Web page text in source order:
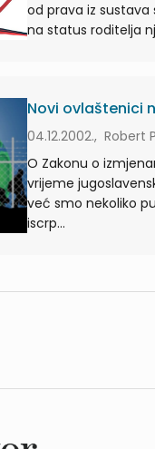
od prava iz sustava
na status roditelja
Novi ovlaštenici
04.12.2002., Robert
O Zakonu o
vrijeme
već smo nekoliko
iscrp...